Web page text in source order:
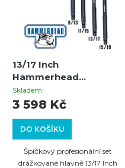
13/17 Inch
Hammerhead
Dominator set
drážkované hlavně s
brzdou Auto Cocker
Skladem
DO KOŠÍKU
3 598 Kč
Špičkový profesionální set
drážkované hlavně 13/17 Inch